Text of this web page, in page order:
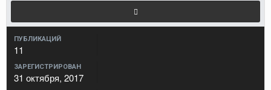
ПУБЛИКАЦИЙ
11
ЗАРЕГИСТРИРОВАН
31 октября, 2017